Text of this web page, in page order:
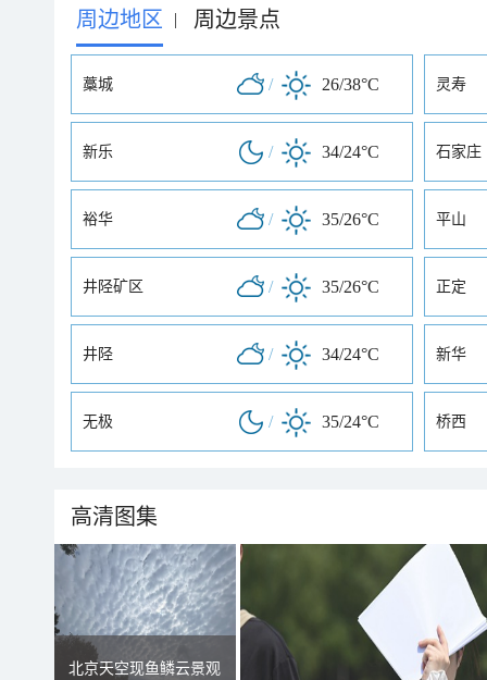
周边地区 | 周边景点
藁城 / 26/38°C 灵寿
新乐 / 34/24°C 石家庄
裕华 / 35/26°C 平山
井陉矿区 / 35/26°C 正定
井陉 / 34/24°C 新华
无极 / 35/24°C 桥西
高清图集
北京天空现鱼鳞云景观